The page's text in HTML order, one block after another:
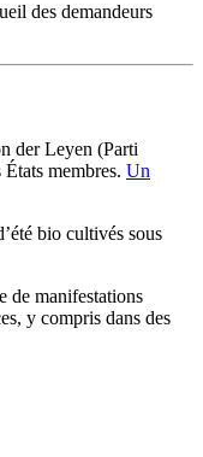
des demandeurs
der Leyen (Parti
membres. Un
bio cultivés sous
de manifestations
y compris dans des